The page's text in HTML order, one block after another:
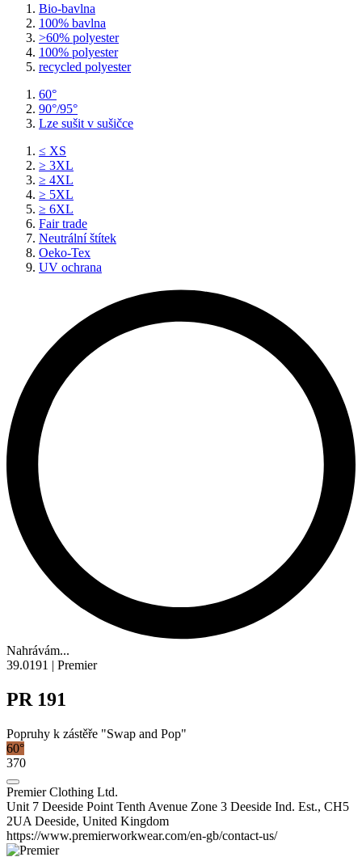
Bio-bavlna
100% bavlna
>60% polyester
100% polyester
recycled polyester
60°
90°/95°
Lze sušit v sušičce
≤ XS
≥ 3XL
≥ 4XL
≥ 5XL
≥ 6XL
Fair trade
Neutrální štítek
Oeko-Tex
UV ochrana
Nahrávám...
39.0191 | Premier
PR 191
Popruhy k zástěře "Swap and Pop"
60°
370
Premier Clothing Ltd.
Unit 7 Deeside Point Tenth Avenue Zone 3 Deeside Ind. Est., CH5
2UA Deeside, United Kingdom
https://www.premierworkwear.com/en-gb/contact-us/